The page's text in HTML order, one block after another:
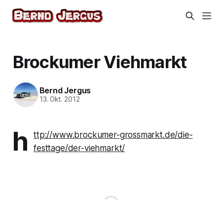
Brockumer Viehmarkt
Bernd Jergus
13. Okt. 2012
h
ttp://www.brockumer-grossmarkt.de/die-
festtage/der-viehmarkt/